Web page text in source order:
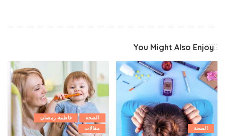
You Might Also Enjoy
الصحة
الصحة
فاطمة رمضان
مقالات